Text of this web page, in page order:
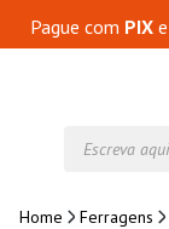
Pague com PIXe
Ferragens